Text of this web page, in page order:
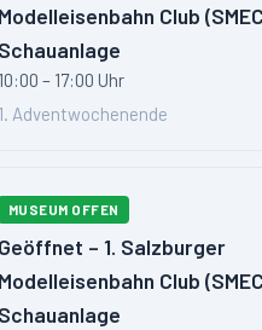
Modelleisenbahn Club
Schauanlage
10:00 – 17:00 Uhr
1. Adventwochenende
MUSEUM OFFEN
Geöffnet – 1. Salzburger
Modelleisenbahn Club
Schauanlage